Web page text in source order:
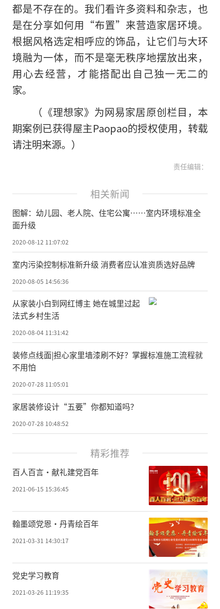
都是不存在的。我们看许多资料和杂志，也
是在分享如何用“布置”来营造家居环境。
根据风格选定相呼应的饰品，让它们与大环
境融为一体，而不是毫无秩序地摆放出来，
用心去经营，才能搭配出自己独一无二的
家。
（《理想家》为网易家居原创栏目，本
期案例已获得屋主Paopao的授权使用，转载
请注明来源。）
责任编辑：
相关新闻
图解：幼儿园、老人院、住宅公寓……室内环境标准全
面升级
2020-08-12 11:07:02
室内污染控制标准新升级 消费者应认准资质选好品牌
2020-08-05 14:56:36
从家装小白到网红博主 她在城里过起
法式乡村生活
2020-08-04 11:31:42
装修点线面|担心家里墙漆刷不好？掌握标准施工流程就
不用怕
2020-07-28 11:05:01
家居装修设计“五要”你都知道吗？
2020-07-28 10:48:52
精彩推荐
百人百言·献礼建党百年
2021-06-15 15:36:45
翰墨颂党恩·丹青绘百年
2021-03-31 14:30:17
党史学习教育
2021-03-26 11:19:35